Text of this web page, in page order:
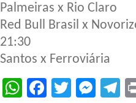
Palmeiras x Rio Claro
Red Bull Brasil x
21:30
Santos x Ferroviária
WhatsApp
Facebook
Twitter